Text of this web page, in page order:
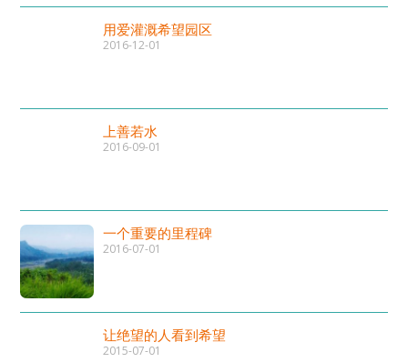
用爱灌溉希望园区
2016-12-01
上善若水
2016-09-01
一个重要的里程碑
2016-07-01
让绝望的人看到希望
2015-07-01